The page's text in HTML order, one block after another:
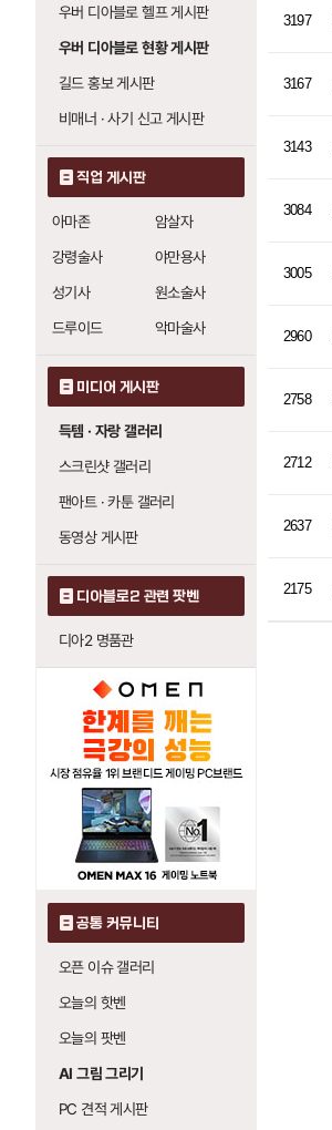
우버 디아블로 헬프 게시판
우버 디아블로 현황 게시판
길드 홍보 게시판
비매너 · 사기 신고 게시판
직업 게시판
아마존
암살자
강령술사
야만용사
성기사
원소술사
드루이드
악마술사
미디어 게시판
득템 · 자랑 갤러리
스크린샷 갤러리
팬아트 · 카툰 갤러리
동영상 게시판
디아블로2 관련 팟벤
디아2 명품관
공통 커뮤니티
오픈 이슈 갤러리
오늘의 핫벤
오늘의 팟벤
AI 그림 그리기
PC 견적 게시판
3197
3167
3143
3084
3005
2960
2758
2712
2637
2175